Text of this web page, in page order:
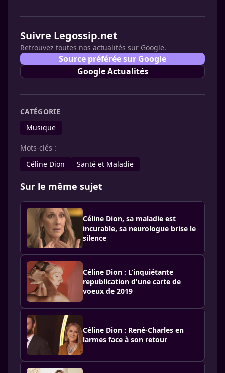
Suivre Legossip.net
Retrouvez toutes nos actualités sur Google.
Source préférée sur Google
Google Actualités
CATÉGORIE
Musique
Mots-clés :
Céline Dion
Santé et Maladie
Sur le même sujet
Céline Dion, sa maladie est
incurable, sa neurologue brise le
silence
Céline Dion : L’inquiétante
republication d'une carte de
voeux de 2019
Céline Dion : René-Charles en
larmes face à son retour